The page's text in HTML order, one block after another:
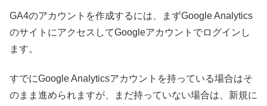
GA4のアカウントを作成するには、まずGoogle Analytics
のサイトにアクセスしてGoogleアカウントでログインし
ます。
すでにGoogle Analyticsアカウントを持っている場合はそ
のまま進められますが、まだ持っていない場合は、新規に